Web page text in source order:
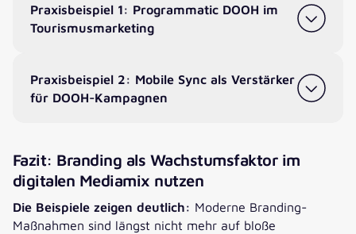
Praxisbeispiel 1: Programmatic DOOH im
Tourismusmarketing
Praxisbeispiel 2: Mobile Sync als Verstärker
für DOOH-Kampagnen
Fazit: Branding als Wachstumsfaktor im
digitalen Mediamix nutzen
Die Beispiele zeigen deutlich: Moderne Branding-
Maßnahmen sind längst nicht mehr auf bloße